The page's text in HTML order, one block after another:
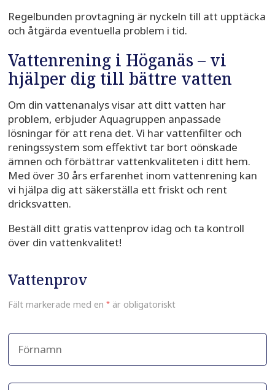
Regelbunden provtagning är nyckeln till att upptäcka
och åtgärda eventuella problem i tid.
Vattenrening i Höganäs – vi
hjälper dig till bättre vatten
Om din vattenanalys visar att ditt vatten har
problem, erbjuder Aquagruppen anpassade
lösningar för att rena det. Vi har vattenfilter och
reningssystem som effektivt tar bort oönskade
ämnen och förbättrar vattenkvaliteten i ditt hem.
Med över 30 års erfarenhet inom vattenrening kan
vi hjälpa dig att säkerställa ett friskt och rent
dricksvatten.
Beställ ditt gratis vattenprov idag och ta kontroll
över din vattenkvalitet!
Vattenprov
Fält markerade med en *är obligatoriskt